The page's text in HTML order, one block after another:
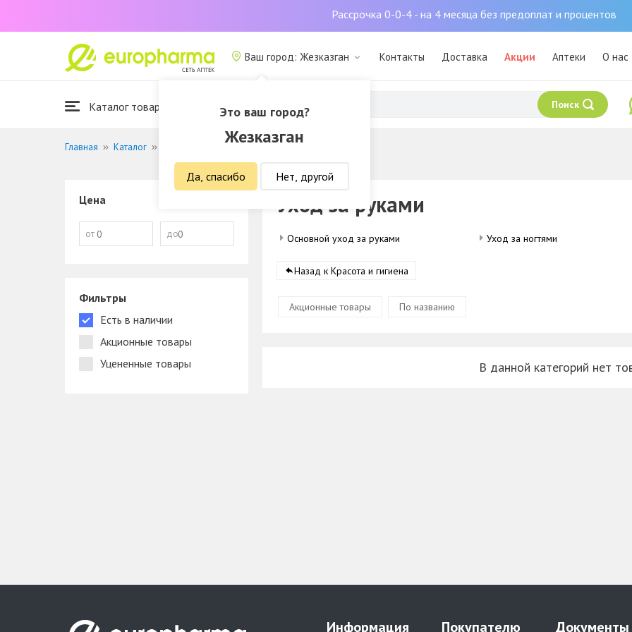
Рассрочка 0-0-4 - на 4 месяца без предоплат и процентов
Ваш город: Жезказган
Это ваш город?
Жезказган
Да, спасибо Нет, другой
Контакты Доставка Акции Аптеки О нас
Каталог товаров Поиск
Главная Каталог
Цена
от до
Фильтры
Есть в наличии
Акционные товары
Уцененные товары
Уход за руками
Основной уход за руками Уход за ногтями
Назад к Красота и гигиена
Акционные товары По названию
В данной категорий нет
Информация Покупателю Документы